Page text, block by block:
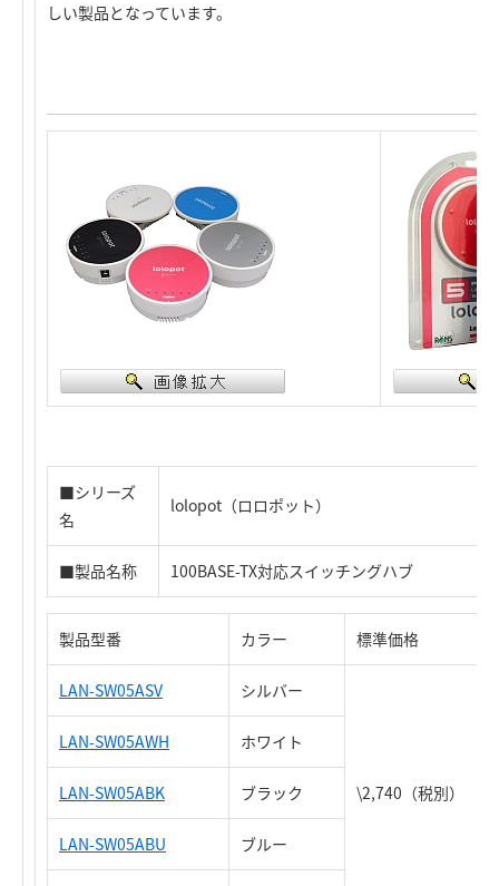
しい製品となっています。
■シリーズ
名
lolopot（ロロポット）
■製品名称 100BASE-TX対応スイッチングハブ
製品型番 カラー 標準価格
LAN-SW05ASV シルバー
\2,740（税別）
LAN-SW05AWH ホワイト
LAN-SW05ABK ブラック
LAN-SW05ABU ブルー